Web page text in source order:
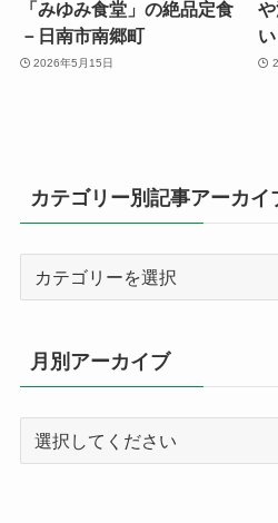
「みゆみ食堂」の絶品定食
－日南市南郷町
2026年5月15日
カテゴリー別記事アーカイ
リ
ー
記
事
月別アーカイブ